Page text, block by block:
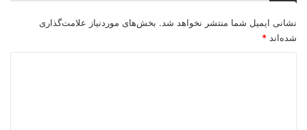
نشانی ایمیل شما منتشر نخواهد شد. بخش‌های موردنیاز علامت‌گذاری
شده‌اند *